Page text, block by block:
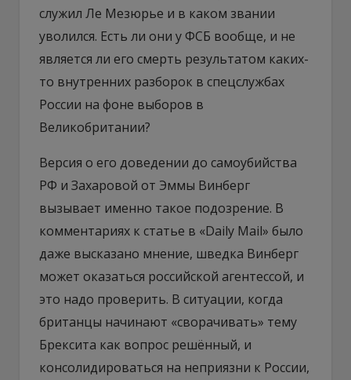
служил Ле Мезюрье и в каком звании
уволился. Есть ли они у ФСБ вообще, и не
является ли его смерть результатом каких-
то внутренних разборок в спецслужбах
России на фоне выборов в
Великобритании?
Версия о его доведении до самоубийства
РФ и Захаровой от Эммы Винберг
вызывает именно такое подозрение. В
комментариях к статье в «Daily Mail» было
даже высказано мнение, шведка Винберг
может оказаться российской агентессой, и
это надо проверить. В ситуации, когда
британцы начинают «сворачивать» тему
Брексита как вопрос решённый, и
консолидироваться на неприязни к России,